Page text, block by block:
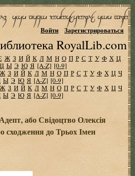
RoyalLib.com
Войти Зарегистрироваться
Ж З И Й К Л М Н О П Р С Т У Ф Х Ц
Ы Э Ю Я [A-Z] [0-9]
Ж З И Й К Л М Н О П Р С Т У Ф Х Ц Ч
Ы Э Ю Я [A-Z] [0-9]
Ж З И Й К Л М Н О П Р С Т У Ф Х Ц Ч
Ы Э Ю Я [A-Z] [0-9]
або Свідоцтво Олексія
сходження до Трьох Імен